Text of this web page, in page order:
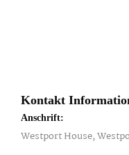
Kontakt
Anschrift:
Westport House,